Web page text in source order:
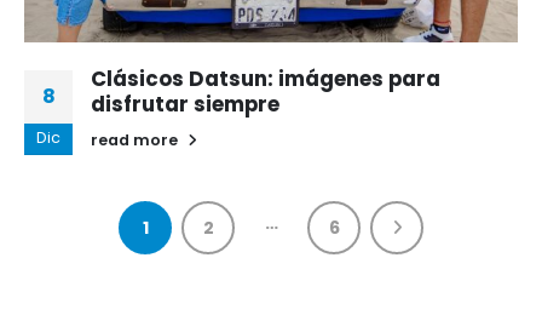
8
Dic
Clásicos Datsun: imágenes para
disfrutar siempre
read more
1 2 … 6